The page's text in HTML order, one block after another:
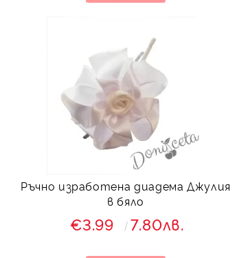
Ръчно изработена диадема Джулия
в бяло
€3.99 7.80лв.